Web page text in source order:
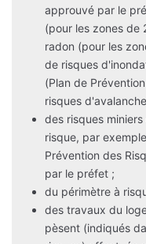
approuvé par le
(pour les zones de
radon (pour les
de risques
(Plan de
risques
des risques
risque, par
Prévention des
par le préfet ;
du périmètre à
des travaux du
pèsent (indiqués